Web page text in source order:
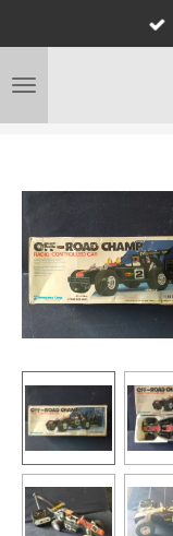
naar